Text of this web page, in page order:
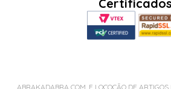
Certificados
ABRAKADABRA COM. E LOCOÇÃO DE